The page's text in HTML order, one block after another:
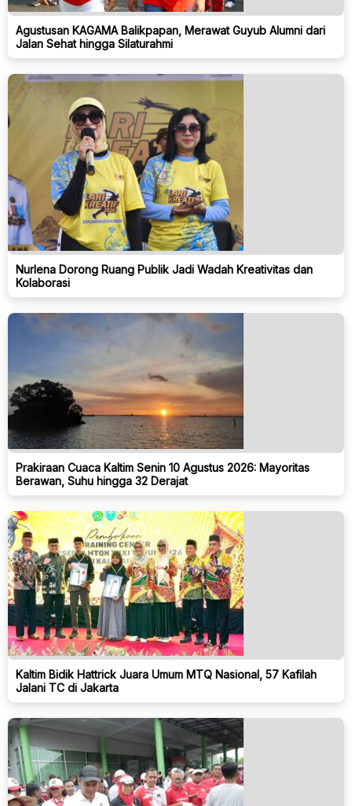
Agustusan KAGAMA Balikpapan, Merawat Guyub Alumni dari
Jalan Sehat hingga Silaturahmi
Nurlena Dorong Ruang Publik Jadi Wadah Kreativitas dan
Kolaborasi
Prakiraan Cuaca Kaltim Senin 10 Agustus 2026: Mayoritas
Berawan, Suhu hingga 32 Derajat
Kaltim Bidik Hattrick Juara Umum MTQ Nasional, 57 Kafilah
Jalani TC di Jakarta